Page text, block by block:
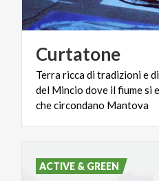
Curtatone
Terra ricca di tradizioni e
del Mincio dove il fiume si
che circondano Mantova
ACTIVE & GREEN